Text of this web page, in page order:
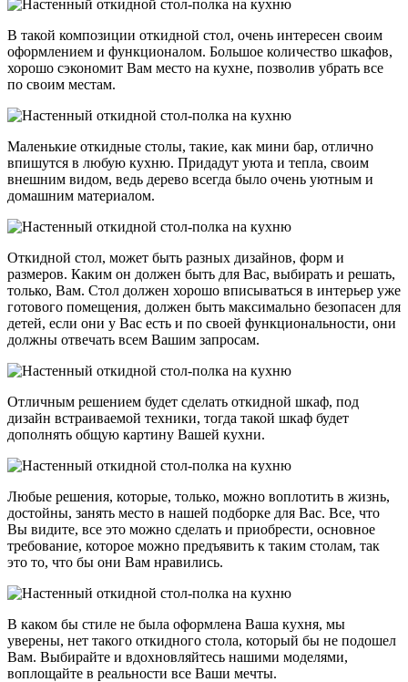
В такой композиции откидной стол, очень интересен своим
оформлением и функционалом. Большое количество шкафов,
хорошо сэкономит Вам место на кухне, позволив убрать все
по своим местам.
Маленькие откидные столы, такие, как мини бар, отлично
впишутся в любую кухню. Придадут уюта и тепла, своим
внешним видом, ведь дерево всегда было очень уютным и
домашним материалом.
Откидной стол, может быть разных дизайнов, форм и
размеров. Каким он должен быть для Вас, выбирать и решать,
только, Вам. Стол должен хорошо вписываться в интерьер уже
готового помещения, должен быть максимально безопасен для
детей, если они у Вас есть и по своей функциональности, они
должны отвечать всем Вашим запросам.
Отличным решением будет сделать откидной шкаф, под
дизайн встраиваемой техники, тогда такой шкаф будет
дополнять общую картину Вашей кухни.
Любые решения, которые, только, можно воплотить в жизнь,
достойны, занять место в нашей подборке для Вас. Все, что
Вы видите, все это можно сделать и приобрести, основное
требование, которое можно предъявить к таким столам, так
это то, что бы они Вам нравились.
В каком бы стиле не была оформлена Ваша кухня, мы
уверены, нет такого откидного стола, который бы не подошел
Вам. Выбирайте и вдохновляйтесь нашими моделями,
воплощайте в реальности все Ваши мечты.